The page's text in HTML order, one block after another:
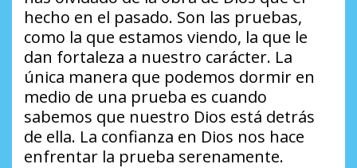
hecho en el pasado. Son las pruebas,
como la que estamos viendo, la que le
dan fortaleza a nuestro carácter. La
única manera que podemos dormir en
medio de una prueba es cuando
sabemos que nuestro Dios está detrás
de ella. La confianza en Dios nos hace
enfrentar la prueba serenamente.